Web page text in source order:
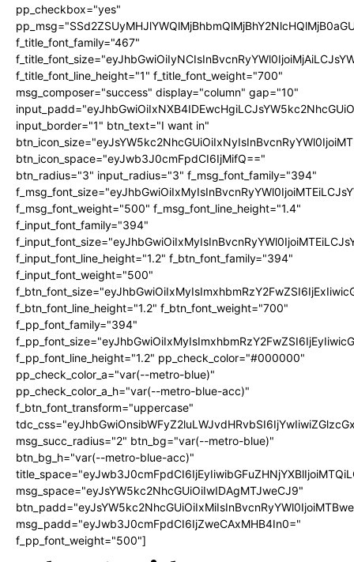
pp_checkbox="yes"
f_title_font_family="467"
f_title_font_line_height="1" f_title_font_weight="700"
msg_composer="success" display="column" gap="10"
input_border="1" btn_text="I want in"
btn_icon_space="eyJwb3J0cmFpdCI6IjMifQ=="
btn_radius="3" input_radius="3" f_msg_font_family="394"
f_msg_font_weight="500" f_msg_font_line_height="1.4"
f_input_font_family="394"
f_input_font_line_height="1.2" f_btn_font_family="394"
f_input_font_weight="500"
f_btn_font_line_height="1.2" f_btn_font_weight="700"
f_pp_font_family="394"
f_pp_font_line_height="1.2" pp_check_color="#000000"
pp_check_color_a="var(--metro-blue)"
pp_check_color_a_h="var(--metro-blue-acc)"
f_btn_font_transform="uppercase"
msg_succ_radius="2" btn_bg="var(--metro-blue)"
btn_bg_h="var(--metro-blue-acc)"
msg_space="eyJsYW5kc2NhcGUiOiIwIDAgMTJweCJ9"
msg_padd="eyJwb3J0cmFpdCI6IjZweCAxMHB4In0="
f_pp_font_weight="500"]